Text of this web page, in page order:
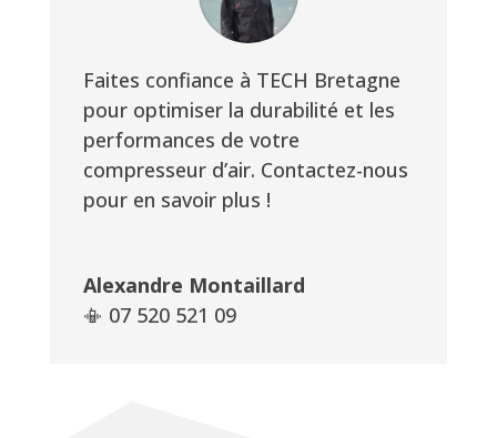
Faites confiance à TECH Bretagne
pour optimiser la durabilité et les
performances de votre
compresseur d’air. Contactez-nous
pour en savoir plus !
Alexandre Montaillard
📳 07 520 521 09